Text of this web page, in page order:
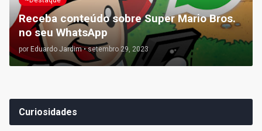
Receba conteúdo sobre Super Mario Bros.
no seu WhatsApp
por Eduardo Jardim • setembro 29, 2023
Curiosidades